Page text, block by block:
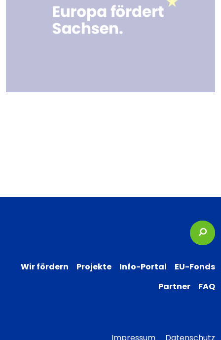
Wir fördern Projekte Info-Portal
EU-Fonds
Partner
FAQ